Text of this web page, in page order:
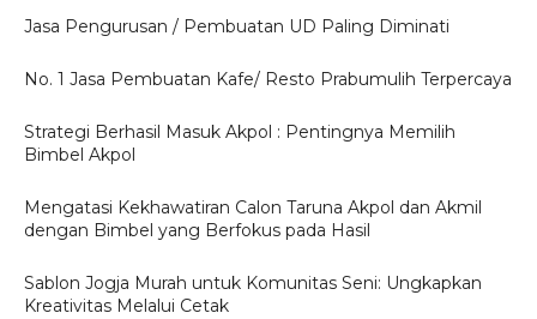
Jasa Pengurusan / Pembuatan UD Paling Diminati
No. 1 Jasa Pembuatan Kafe/ Resto Prabumulih Terpercaya
Strategi Berhasil Masuk Akpol : Pentingnya Memilih
Bimbel Akpol
Mengatasi Kekhawatiran Calon Taruna Akpol dan Akmil
dengan Bimbel yang Berfokus pada Hasil
Sablon Jogja Murah untuk Komunitas Seni: Ungkapkan
Kreativitas Melalui Cetak